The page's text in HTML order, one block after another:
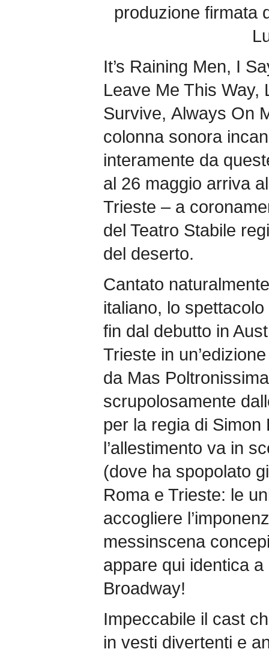
produzione firmata
It’s Raining Men, I
Leave Me This Way,
Survive, Always On
colonna sonora
interamente da
al 26 maggio arriva
Trieste – a
del Teatro Stabile
del deserto.
Cantato
italiano, lo
fin dal debutto in
Trieste in
da Mas
scrupolosamente
per la regia di Simon
l’allestimento va in
(dove ha spopolato
Roma e Trieste: le
accogliere
messinscena
appare qui identica
Broadway!
Impeccabile il cast
in vesti divertenti e